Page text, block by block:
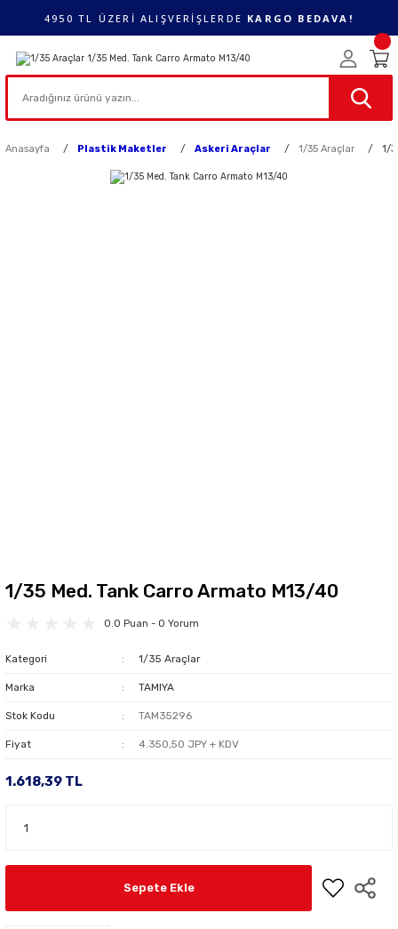
4950 TL ÜZERİ ALIŞVERİŞLERDE KARGO BEDAVA!
Anasayfa Plastik Maketler Askeri Araçlar 1/35 Araçlar 1/
1/35 Med. Tank Carro Armato M13/40
0.0 Puan - 0 Yorum
Kategori 1/35 Araçlar
Marka TAMIYA
Stok Kodu TAM35296
Fiyat 4.350,50 JPY + KDV
1.618,39 TL
Sepete Ekle